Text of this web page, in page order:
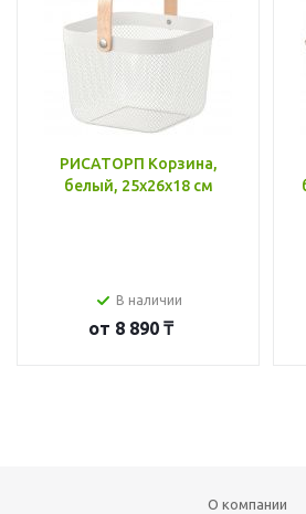
РИСАТОРП Корзина,
белый, 25x26x18 см
В наличии
от 8 890 ₸
О компании